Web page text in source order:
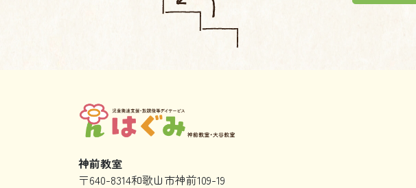
神前教室
〒640-8314和歌山市神前109-19